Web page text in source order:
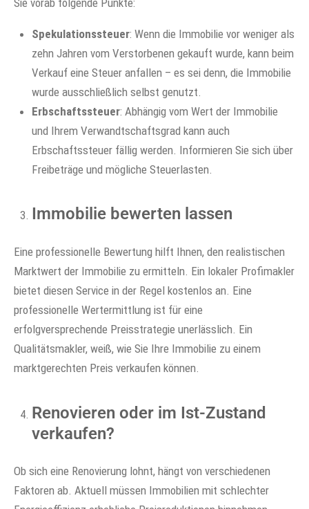
Spekulationssteuer: Wenn die Immobilie vor weniger als
zehn Jahren vom Verstorbenen gekauft wurde, kann beim
Verkauf eine Steuer anfallen – es sei denn, die Immobilie
wurde ausschließlich selbst genutzt.
Erbschaftssteuer: Abhängig vom Wert der Immobilie
und Ihrem Verwandtschaftsgrad kann auch
Erbschaftssteuer fällig werden. Informieren Sie sich über
Freibeträge und mögliche Steuerlasten.
Immobilie bewerten lassen
Eine professionelle Bewertung hilft Ihnen, den realistischen
Marktwert der Immobilie zu ermitteln. Ein lokaler Profimakler
bietet diesen Service in der Regel kostenlos an. Eine
professionelle Wertermittlung ist für eine
erfolgversprechende Preisstrategie unerlässlich. Ein
Qualitätsmakler, weiß, wie Sie Ihre Immobilie zu einem
marktgerechten Preis verkaufen können.
Renovieren oder im Ist-Zustand
verkaufen?
Ob sich eine Renovierung lohnt, hängt von verschiedenen
Faktoren ab. Aktuell müssen Immobilien mit schlechter